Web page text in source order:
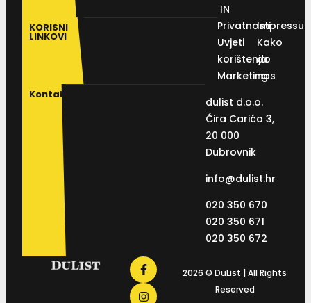
IN
KORISNI
LINKOVI
Privatnosti
Uvjeti
korištenja
Marketing
Kako
do
nas
Kontakt
dulist d.o.o.
Ćira Carića 3,
20 000
Dubrovnik
info@dulist.hr
020 350 670
020 350 671
020 350 672
2026 © DuList | All Rights
Reserved